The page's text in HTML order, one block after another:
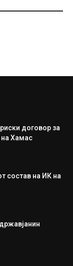
договор за
Хамас
состав на ИК на